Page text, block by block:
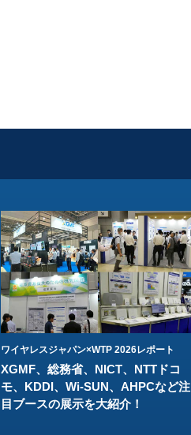
ワイヤレスジャパン×WTP 2026レポート
XGMF、総務省、NICT、NTTドコ
モ、KDDI、Wi-SUN、AHPCなど注
目ブースの展示を大紹介！